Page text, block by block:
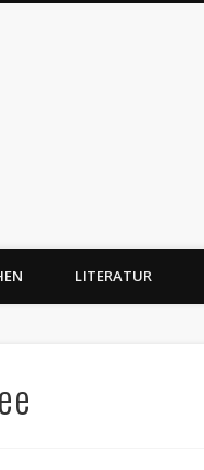
LITERATUR